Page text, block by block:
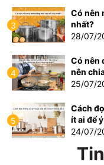
3
Có nên
nhất?
28/07/
4
Có nên
nên
25/07/
5
Cách
ít ai để ý
24/07/